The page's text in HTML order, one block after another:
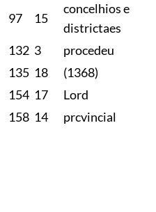
97 15
concelhios e
districtaes
132 3 procedeu
135 18 (1368)
154 17 Lord
158 14 prcvincial